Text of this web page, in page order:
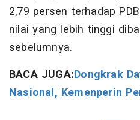
2,79 persen terhadap
nilai yang lebih tinggi
sebelumnya.
BACA JUGA:Dongkrak
Nasional, Kemenperin